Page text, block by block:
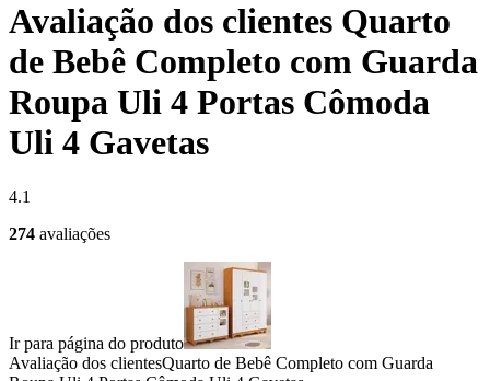
Avaliação dos clientes Quarto
de Bebê Completo com Guarda
Roupa Uli 4 Portas Cômoda
Uli 4 Gavetas
4.1
274 avaliações
Ir para página do produto
Avaliação dos clientesQuarto de Bebê Completo com Guarda